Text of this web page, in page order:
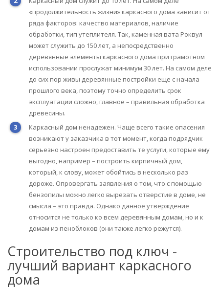
«продолжительность жизни» каркасного дома зависит от
ряда факторов: качество материалов, наличие
обработки, тип утеплителя. Так, каменная вата Роквул
может служить до 150 лет, а непосредственно
деревянные элементы каркасного дома при грамотном
использовании прослужат минимум 30 лет. На самом деле
до сих пор живы деревянные постройки еще с начала
прошлого века, поэтому точно определить срок
эксплуатации сложно, главное – правильная обработка
древесины.
Каркасный дом ненадежен. Чаще всего такие опасения
возникают у заказчика в тот момент, когда подрядчик
серьезно настроен предоставить те услуги, которые ему
выгодно, например – построить кирпичный дом,
который, к слову, может обойтись в несколько раз
дороже. Опровергать заявления о том, что с помощью
бензопилы можно легко вырезать отверстие в доме, не
смысла – это правда. Однако данное утверждение
относится не только ко всем деревянным домам, но и к
домам из пеноблоков (они также легко режутся).
Строительство под ключ -
лучший вариант каркасного
дома